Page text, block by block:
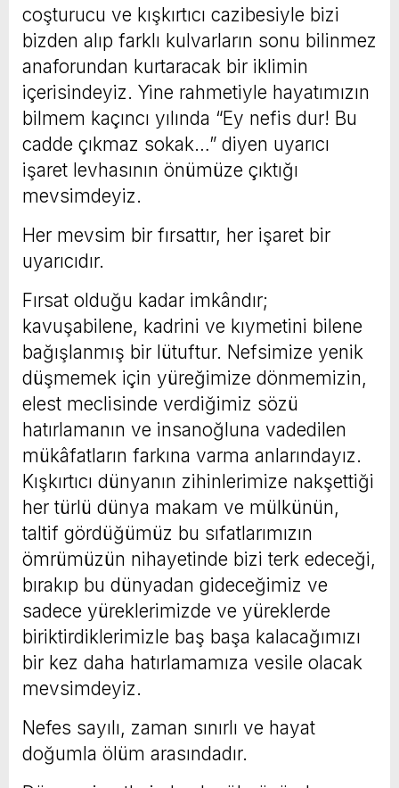
coşturucu ve kışkırtıcı cazibesiyle bizi
bizden alıp farklı kulvarların sonu bilinmez
anaforundan kurtaracak bir iklimin
içerisindeyiz. Yine rahmetiyle hayatımızın
bilmem kaçıncı yılında “Ey nefis dur! Bu
cadde çıkmaz sokak…” diyen uyarıcı
işaret levhasının önümüze çıktığı
mevsimdeyiz.
Her mevsim bir fırsattır, her işaret bir
uyarıcıdır.
Fırsat olduğu kadar imkândır;
kavuşabilene, kadrini ve kıymetini bilene
bağışlanmış bir lütuftur. Nefsimize yenik
düşmemek için yüreğimize dönmemizin,
elest meclisinde verdiğimiz sözü
hatırlamanın ve insanoğluna vadedilen
mükâfatların farkına varma anlarındayız.
Kışkırtıcı dünyanın zihinlerimize nakşettiği
her türlü dünya makam ve mülkünün,
taltif gördüğümüz bu sıfatlarımızın
ömrümüzün nihayetinde bizi terk edeceği,
bırakıp bu dünyadan gideceğimiz ve
sadece yüreklerimizde ve yüreklerde
biriktirdiklerimizle baş başa kalacağımızı
bir kez daha hatırlamamıza vesile olacak
mevsimdeyiz.
Nefes sayılı, zaman sınırlı ve hayat
doğumla ölüm arasındadır.